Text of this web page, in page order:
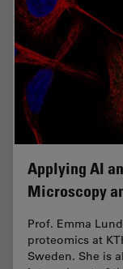
Applying AI
Microscopy
Prof. Emma
proteomics at
Sweden. She is